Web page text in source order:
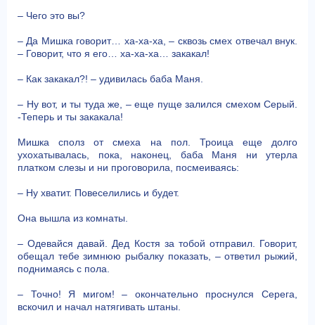
– Чего это вы?
– Да Мишка говорит… ха-ха-ха, – сквозь смех отвечал внук.
– Говорит, что я его… ха-ха-ха… закакал!
– Как закакал?! – удивилась баба Маня.
– Ну вот, и ты туда же, – еще пуще залился смехом Серый.
-Теперь и ты закакала!
Мишка сполз от смеха на пол. Троица еще долго
ухохатывалась, пока, наконец, баба Маня ни утерла
платком слезы и ни проговорила, посмеиваясь:
– Ну хватит. Повеселились и будет.
Она вышла из комнаты.
– Одевайся давай. Дед Костя за тобой отправил. Говорит,
обещал тебе зимнюю рыбалку показать, – ответил рыжий,
поднимаясь с пола.
– Точно! Я мигом! – окончательно проснулся Серега,
вскочил и начал натягивать штаны.